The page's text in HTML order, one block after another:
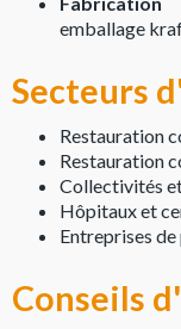
emballage
Secteurs
Restauration
Restauration
Collectivités
Hôpitaux et
Entreprises
Conseils